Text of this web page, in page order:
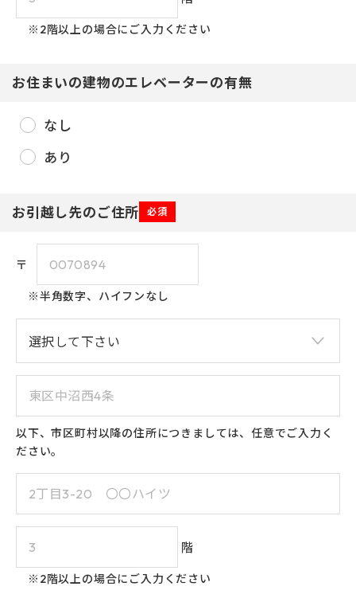
※2階以上の場合にご入力ください
お住まいの建物のエレベーターの有無
なし
あり
お引越し先のご住所 必須
〒
※半角数字、ハイフンなし
以下、市区町村以降の住所につきましては、任意でご入力く
ださい。
階
※2階以上の場合にご入力ください
2 3 4 5
9 10 11 12
16 17 18 19 20 21
22
23
24 25 26 27 28
29
30
31